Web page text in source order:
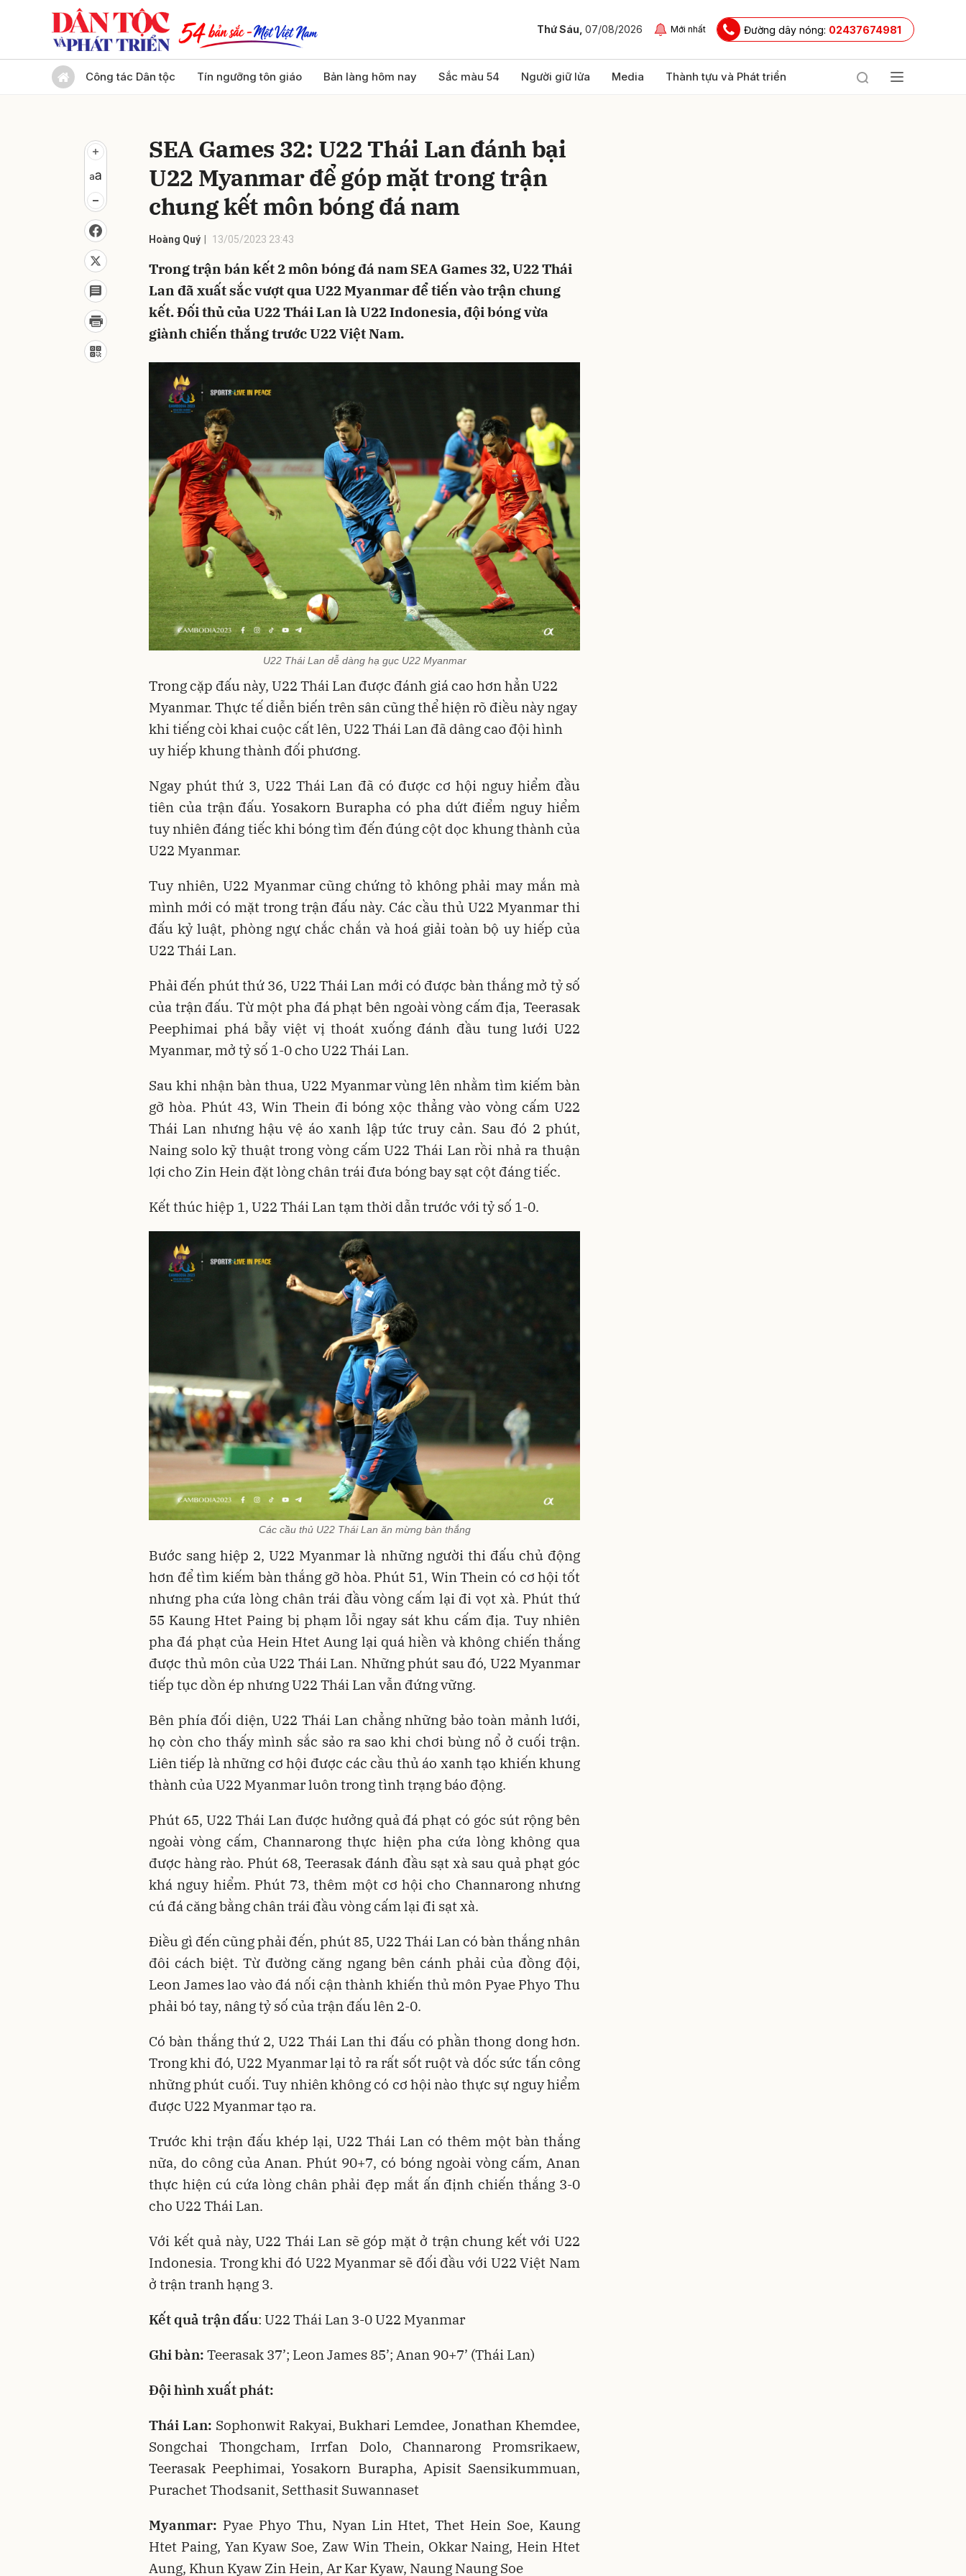
Thứ Sáu, 07/08/2026 Mới nhất Đường dây nóng: 02437674981
Công tác Dân tộc Tín ngưỡng tôn giáo Bản làng hôm nay Sắc màu 54 Người giữ lửa Media Thành tựu và Phát triển
SEA Games 32: U22 Thái Lan đánh bại
U22 Myanmar để góp mặt trong trận
chung kết môn bóng đá nam
Hoàng Quý 13/05/2023 23:43
Trong trận bán kết 2 môn bóng đá nam SEA Games 32, U22 Thái
Lan đã xuất sắc vượt qua U22 Myanmar để tiến vào trận chung
kết. Đối thủ của U22 Thái Lan là U22 Indonesia, đội bóng vừa
giành chiến thắng trước U22 Việt Nam.
U22 Thái Lan dễ dàng hạ gục U22 Myanmar
Trong cặp đấu này, U22 Thái Lan được đánh giá cao hơn hẳn U22
Myanmar. Thực tế diễn biến trên sân cũng thể hiện rõ điều này ngay
khi tiếng còi khai cuộc cất lên, U22 Thái Lan đã dâng cao đội hình
uy hiếp khung thành đối phương.
Ngay phút thứ 3, U22 Thái Lan đã có được cơ hội nguy hiểm đầu
tiên của trận đấu. Yosakorn Burapha có pha dứt điểm nguy hiểm
tuy nhiên đáng tiếc khi bóng tìm đến đúng cột dọc khung thành của
U22 Myanmar.
Tuy nhiên, U22 Myanmar cũng chứng tỏ không phải may mắn mà
mình mới có mặt trong trận đấu này. Các cầu thủ U22 Myanmar thi
đấu kỷ luật, phòng ngự chắc chắn và hoá giải toàn bộ uy hiếp của
U22 Thái Lan.
Phải đến phút thứ 36, U22 Thái Lan mới có được bàn thắng mở tỷ số
của trận đấu. Từ một pha đá phạt bên ngoài vòng cấm địa, Teerasak
Peephimai phá bẫy việt vị thoát xuống đánh đầu tung lưới U22
Myanmar, mở tỷ số 1-0 cho U22 Thái Lan.
Sau khi nhận bàn thua, U22 Myanmar vùng lên nhằm tìm kiếm bàn
gỡ hòa. Phút 43, Win Thein đi bóng xộc thẳng vào vòng cấm U22
Thái Lan nhưng hậu vệ áo xanh lập tức truy cản. Sau đó 2 phút,
Naing solo kỹ thuật trong vòng cấm U22 Thái Lan rồi nhả ra thuận
lợi cho Zin Hein đặt lòng chân trái đưa bóng bay sạt cột đáng tiếc.
Kết thúc hiệp 1, U22 Thái Lan tạm thời dẫn trước với tỷ số 1-0.
Các cầu thủ U22 Thái Lan ăn mừng bàn thắng
Bước sang hiệp 2, U22 Myanmar là những người thi đấu chủ động
hơn để tìm kiếm bàn thắng gỡ hòa. Phút 51, Win Thein có cơ hội tốt
nhưng pha cứa lòng chân trái đầu vòng cấm lại đi vọt xà. Phút thứ
55 Kaung Htet Paing bị phạm lỗi ngay sát khu cấm địa. Tuy nhiên
pha đá phạt của Hein Htet Aung lại quá hiền và không chiến thắng
được thủ môn của U22 Thái Lan. Những phút sau đó, U22 Myanmar
tiếp tục dồn ép nhưng U22 Thái Lan vẫn đứng vững.
Bên phía đối diện, U22 Thái Lan chẳng những bảo toàn mảnh lưới,
họ còn cho thấy mình sắc sảo ra sao khi chơi bùng nổ ở cuối trận.
Liên tiếp là những cơ hội được các cầu thủ áo xanh tạo khiến khung
thành của U22 Myanmar luôn trong tình trạng báo động.
Phút 65, U22 Thái Lan được hưởng quả đá phạt có góc sút rộng bên
ngoài vòng cấm, Channarong thực hiện pha cứa lòng không qua
được hàng rào. Phút 68, Teerasak đánh đầu sạt xà sau quả phạt góc
khá nguy hiểm. Phút 73, thêm một cơ hội cho Channarong nhưng
cú đá căng bằng chân trái đầu vòng cấm lại đi sạt xà.
Điều gì đến cũng phải đến, phút 85, U22 Thái Lan có bàn thắng nhân
đôi cách biệt. Từ đường căng ngang bên cánh phải của đồng đội,
Leon James lao vào đá nối cận thành khiến thủ môn Pyae Phyo Thu
phải bó tay, nâng tỷ số của trận đấu lên 2-0.
Có bàn thắng thứ 2, U22 Thái Lan thi đấu có phần thong dong hơn.
Trong khi đó, U22 Myanmar lại tỏ ra rất sốt ruột và dốc sức tấn công
những phút cuối. Tuy nhiên không có cơ hội nào thực sự nguy hiểm
được U22 Myanmar tạo ra.
Trước khi trận đấu khép lại, U22 Thái Lan có thêm một bàn thắng
nữa, do công của Anan. Phút 90+7, có bóng ngoài vòng cấm, Anan
thực hiện cú cứa lòng chân phải đẹp mắt ấn định chiến thắng 3-0
cho U22 Thái Lan.
Với kết quả này, U22 Thái Lan sẽ góp mặt ở trận chung kết với U22
Indonesia. Trong khi đó U22 Myanmar sẽ đối đầu với U22 Việt Nam
ở trận tranh hạng 3.
Kết quả trận đấu: U22 Thái Lan 3-0 U22 Myanmar
Ghi bàn: Teerasak 37’; Leon James 85’; Anan 90+7’ (Thái Lan)
Đội hình xuất phát:
Thái Lan: Sophonwit Rakyai, Bukhari Lemdee, Jonathan Khemdee,
Songchai Thongcham, Irrfan Dolo, Channarong Promsrikaew,
Teerasak Peephimai, Yosakorn Burapha, Apisit Saensikummuan,
Purachet Thodsanit, Setthasit Suwannaset
Myanmar: Pyae Phyo Thu, Nyan Lin Htet, Thet Hein Soe, Kaung
Htet Paing, Yan Kyaw Soe, Zaw Win Thein, Okkar Naing, Hein Htet
Aung, Khun Kyaw Zin Hein, Ar Kar Kyaw, Naung Naung Soe
Gửi bình luận